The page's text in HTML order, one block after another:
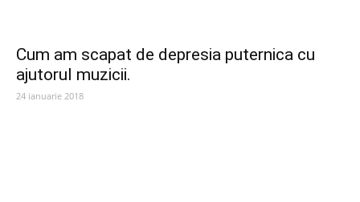
Cum am scapat de depresia puternica cu
ajutorul muzicii.
24 ianuarie 2018